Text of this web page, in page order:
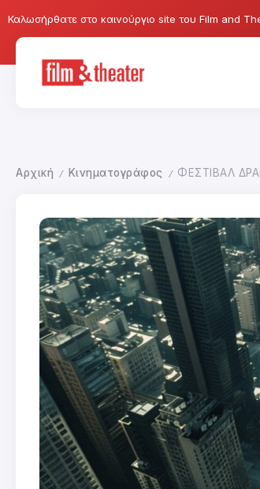
Καλωσήρθατε στο καινούργιο site του Film and
Αρχική / Κινηματογράφος / ΦΕΣΤΙΒΑΛ